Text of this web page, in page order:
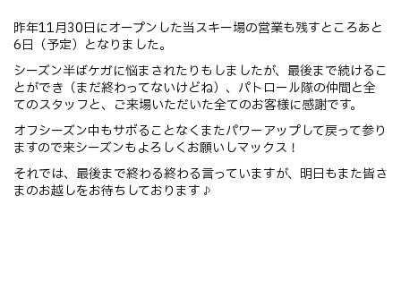
昨年11月30日にオープンした当スキー場の営業も残すところあと
6日（予定）となりました。
シーズン半ばケガに悩まされたりもしましたが、最後まで続けるこ
とができ（まだ終わってないけどね）、パトロール隊の仲間と全
てのスタッフと、ご来場いただいた全てのお客様に感謝です。
オフシーズン中もサボることなくまたパワーアップして戻って参り
ますので来シーズンもよろしくお願いしマックス！
それでは、最後まで終わる終わる言っていますが、明日もまた皆さ
まのお越しをお待ちしております♪